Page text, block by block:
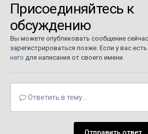
Присоединяйтесь к
обсуждению
Вы можете опубликовать сообщение
зарегистрироваться позже. Если у вас есть
него для написания от своего имени.
Ответить в тему...